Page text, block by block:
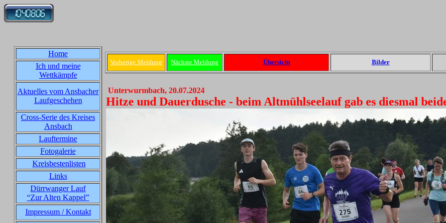
Home
Ich und meine
Wettkämpfe
Aktuelles vom Ansbacher
Laufgeschehen
Cross-Serie des Kreises
Ansbach
Lauftermine
Fotogalerie
Kreisbestenlisten
Links
Dürrwanger Lauf
“Zur Alten Kappel”
Impressum / Kontakt
Vorherige Meldung Nächste Meldung Übersicht Bilder
Unterwurmbach, 20.07.2024
Hitze und Dauerdusche - beim Altmühlseelauf gab es diesmal